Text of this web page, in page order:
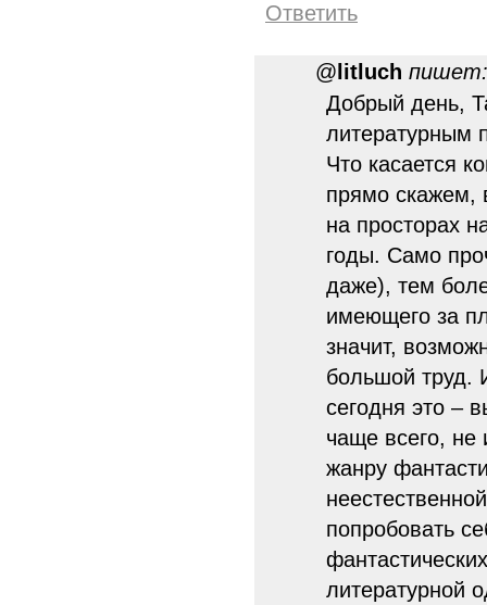
Ответить
@ litluch пишет:
Добрый день,
литературным
Что касается
прямо скажем,
на просторах
годы. Само
даже), тем
имеющего за
значит,
большой труд.
сегодня это –
чаще всего, не
жанру
попробовать
литературной